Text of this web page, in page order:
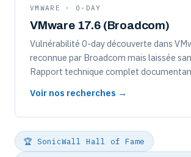
VMWARE · 0-DAY
VMware 17.6 (Broadcom)
Vulnérabilité 0-day découverte dans
reconnue par Broadcom mais laissée
Rapport technique complet
Voir nos recherches →
🏆 SonicWall Hall of Fame